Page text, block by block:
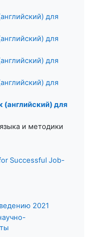
для
для
для
для
(английский) для
и методики
Successful Job-
2021